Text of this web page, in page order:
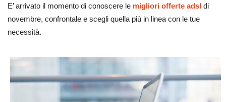
E’ arrivato il momento di conoscere le migliori offerte adsl di
novembre, confrontale e scegli quella più in linea con le tue
necessità.